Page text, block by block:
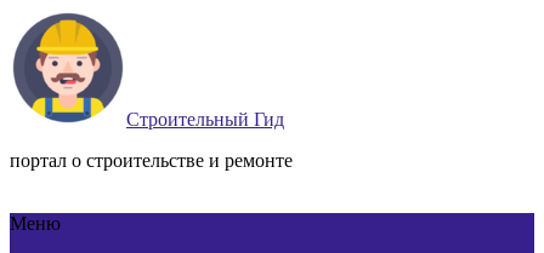
Строительный Гид
портал о строительстве и ремонте
Меню